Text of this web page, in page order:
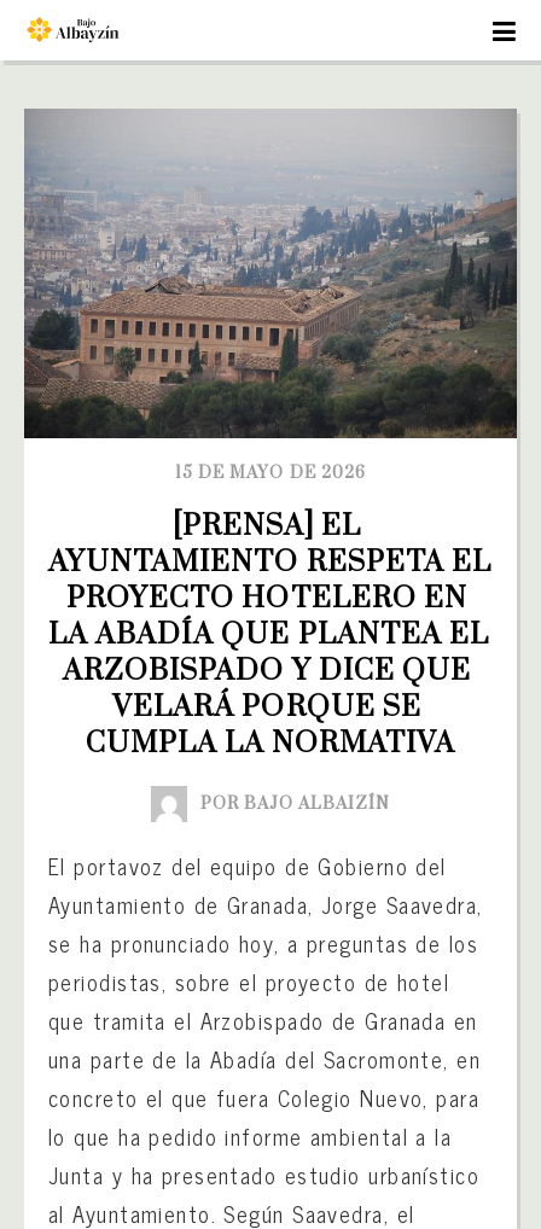
15 DE MAYO DE 2026
[PRENSA] EL
AYUNTAMIENTO RESPETA EL
PROYECTO HOTELERO EN
LA ABADÍA QUE PLANTEA EL
ARZOBISPADO Y DICE QUE
VELARÁ PORQUE SE
CUMPLA LA NORMATIVA
POR BAJO ALBAIZÍN
El portavoz del equipo de Gobierno del
Ayuntamiento de Granada, Jorge Saavedra,
se ha pronunciado hoy, a preguntas de los
periodistas, sobre el proyecto de hotel
que tramita el Arzobispado de Granada en
una parte de la Abadía del Sacromonte, en
concreto el que fuera Colegio Nuevo, para
lo que ha pedido informe ambiental a la
Junta y ha presentado estudio urbanístico
al Ayuntamiento. Según Saavedra, el